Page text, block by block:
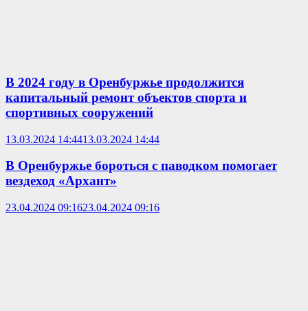
В 2024 году в Оренбуржье продолжится
капитальный ремонт объектов спорта и
спортивных сооружений
13.03.2024 14:4413.03.2024 14:44
В Оренбуржье бороться с паводком помогает
вездеход «Архант»
23.04.2024 09:1623.04.2024 09:16